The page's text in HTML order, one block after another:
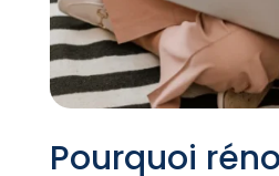
Pourquoi